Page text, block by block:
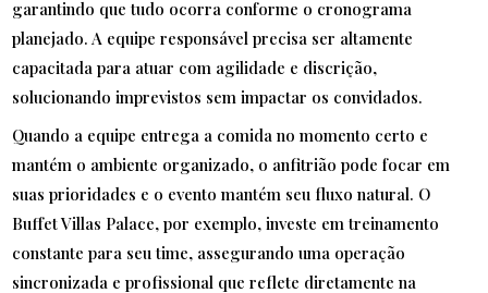
garantindo que tudo ocorra conforme o cronograma
planejado. A equipe responsável precisa ser altamente
capacitada para atuar com agilidade e discrição,
solucionando imprevistos sem impactar os convidados.
Quando a equipe entrega a comida no momento certo e
mantém o ambiente organizado, o anfitrião pode focar em
suas prioridades e o evento mantém seu fluxo natural. O
Buffet Villas Palace, por exemplo, investe em treinamento
constante para seu time, assegurando uma operação
sincronizada e profissional que reflete diretamente na